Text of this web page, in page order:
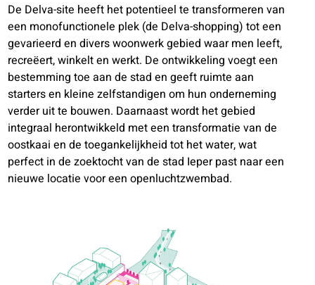
De Delva-site heeft het potentieel te transformeren van
een monofunctionele plek (de Delva-shopping) tot een
gevarieerd en divers woonwerk gebied waar men leeft,
recreëert, winkelt en werkt. De ontwikkeling voegt een
bestemming toe aan de stad en geeft ruimte aan
starters en kleine zelfstandigen om hun onderneming
verder uit te bouwen. Daarnaast wordt het gebied
integraal herontwikkeld met een transformatie van de
oostkaai en de toegankelijkheid tot het water, wat
perfect in de zoektocht van de stad Ieper past naar een
nieuwe locatie voor een openluchtzwembad.